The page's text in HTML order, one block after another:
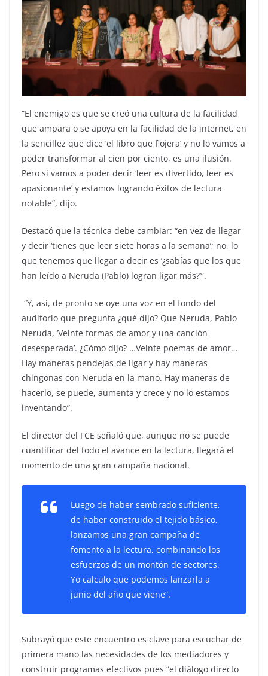
“El enemigo es que se creó una cultura de la facilidad
que ampara o se apoya en la facilidad de la internet, en
la sencillez que dice ‘el libro que flojera’ y no lo vamos a
poder transformar al cien por ciento, es una ilusión.
Pero sí vamos a poder decir ‘leer es divertido, leer es
apasionante’ y estamos logrando éxitos de lectura
notable”, dijo.
Destacó que la técnica debe cambiar: “en vez de llegar
y decir ‘tienes que leer siete horas a la semana’; no, lo
que tenemos que llegar a decir es ‘¿sabías que los que
han leído a Neruda (Pablo) logran ligar más?’”.
“Y, así, de pronto se oye una voz en el fondo del
auditorio que pregunta ¿qué dijo? Que Neruda, Pablo
Neruda, ‘Veinte formas de amor y una canción
desesperada’. ¿Cómo dijo? …Veinte poemas de amor…
Hay maneras pendejas de ligar y hay maneras
chingonas con Neruda en la mano. Hay maneras de
hacerlo, se puede, aumenta y crece y no lo estamos
inventando”.
El director del FCE señaló que, aunque no se puede
cuantificar del todo el avance en la lectura, llegará el
momento de una gran campaña nacional.
Luego de haber sembrado suficiente,
de haber construido el tejido básico,
lanzamos una gran campaña de
fomento a la lectura, combinando los
esfuerzos de un montón de sectores.
Yo calculo que podemos lanzarla a
junio del año que viene”.
Subrayó que este encuentro es clave para escuchar de
primera mano las necesidades de los mediadores y
construir programas efectivos pues “el diálogo directo